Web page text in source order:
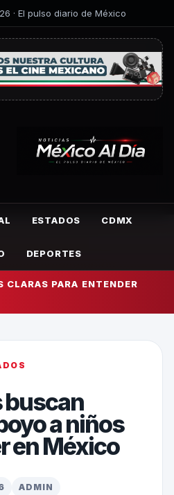
· El pulso diario de México
ESTADOS CDMX
DEPORTES
CLARAS PARA ENTENDER
buscan
a niños
en México
ADMIN